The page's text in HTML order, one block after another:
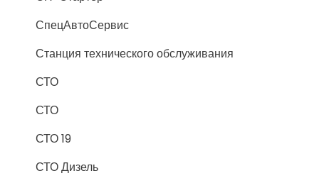
СпецАвтоСервис
Станция технического обслуживания
СТО
СТО
СТО 19
СТО Дизель